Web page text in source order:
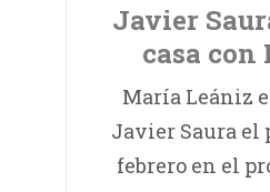
Javier
casa con
María Leániz
Javier Saura el
febrero en el